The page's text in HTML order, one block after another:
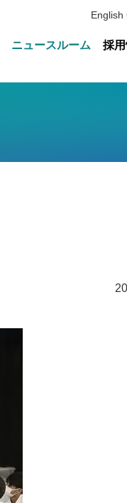
English
ニュースルーム 採